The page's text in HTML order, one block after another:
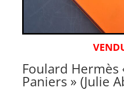
Foulard Hermès
Paniers » (Julie